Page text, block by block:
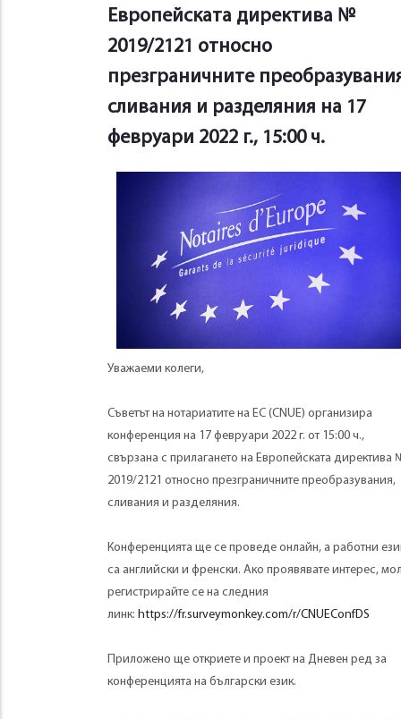
Европейската директива №
2019/2121 относно
презграничните
сливания и разделяния на 17
февруари 2022 г., 15:00 ч.
Уважаеми колеги,
Съветът на нотариатите на ЕС (CNUE) организира
конференция на 17 февруари 2022 г. от 15:00 ч.,
свързана с прилагането на Европейската директива
2019/2121 относно презграничните преобразувания,
сливания и разделяния.
Конференцията ще се проведе онлайн, а работни
са английски и френски. Ако проявявате интерес,
регистрирайте се на следния
линк: https://fr.surveymonkey.com/r/CNUEConfDS
Приложено ще откриете и проект на Дневен ред за
конференцията на български език.